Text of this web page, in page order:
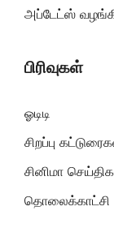
அப்டேட்ஸ்
பிரிவுகள்
ஓடிடி
சிறப்பு
சினிமா
தொலைக்காட்சி